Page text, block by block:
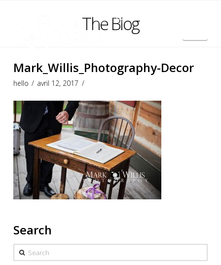
The Blog
Mark_Willis_Photography-Decor
hello avril 12, 2017
Search
Search